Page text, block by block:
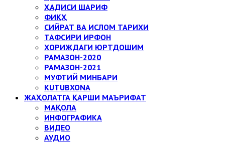
ҲАДИСИ ШАРИФ
ФИҚҲ
СИЙРАТ ВА ИСЛОМ ТАРИХИ
ТАФСИРИ ИРФОН
ХОРИЖДАГИ ЮРТДОШИМ
РАМАЗОН-2020
РАМАЗОН-2021
МУФТИЙ МИНБАРИ
KUTUBXONA
ЖАҲОЛАТГА ҚАРШИ МАЪРИФАТ
МАҚОЛА
ИНФОГРАФИКА
ВИДЕО
АУДИО